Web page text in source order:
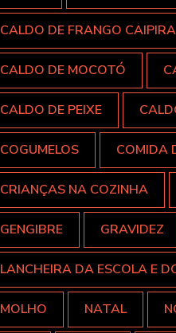
CALDO DE FRANGO CAIPIRA
CALDO DE MOCOTÓ
CALDO DE PEIXE
COGUMELOS COMIDA
CRIANÇAS NA COZINHA
GENGIBRE GRAVIDEZ
LANCHEIRA DA ESCOLA E
MOLHO NATAL